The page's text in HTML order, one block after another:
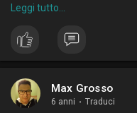
capacità.
piuttosto allarmante, direi.
professionisti nell’ambito
lottato per anni per
Leggi tutto...
Max Grosso
6 anni · Traduci